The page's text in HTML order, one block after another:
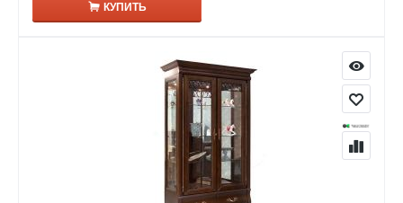
КУПИТЬ